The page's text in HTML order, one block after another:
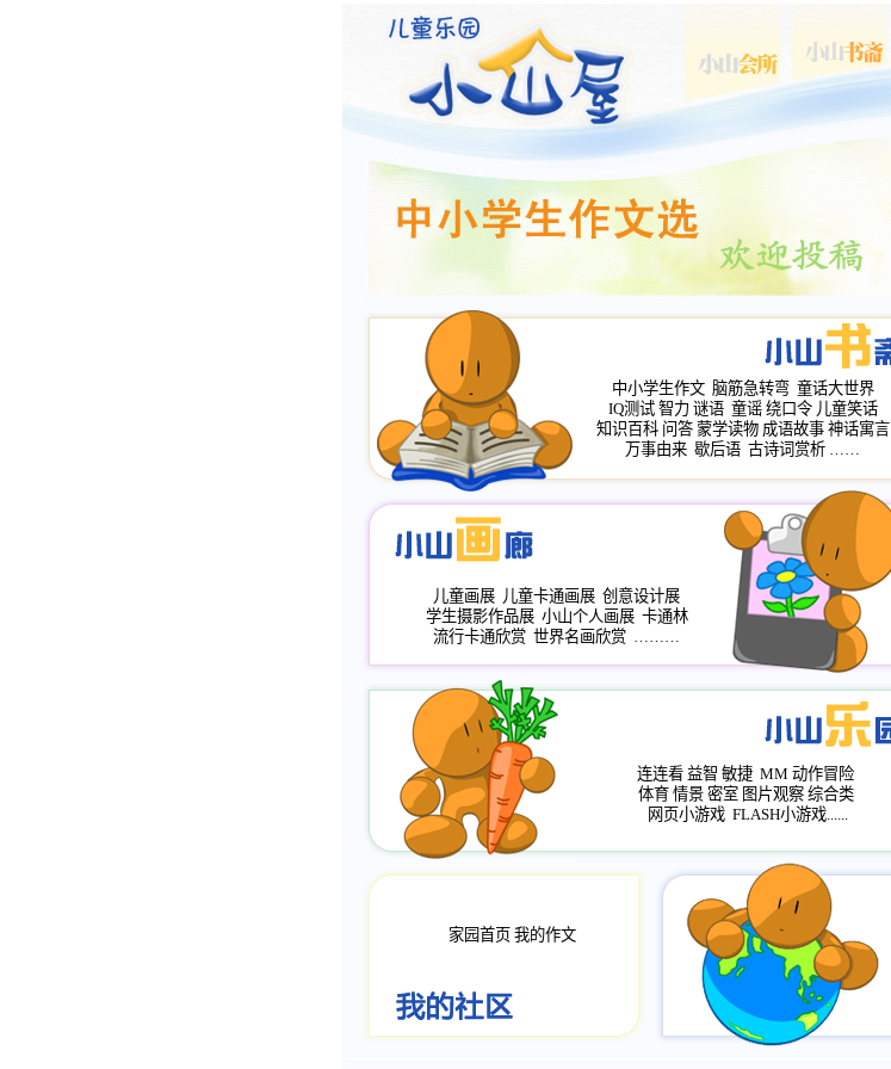
中小学生作文 脑筋急转弯 童话大世界
IQ测试 智力 谜语 童谣 绕口令 儿童笑话
知识百科 问答 蒙学读物 成语故事 神话寓言
万事由来 歇后语 古诗词赏析 ……
儿童画展 儿童卡通画展 创意设计展
学生摄影作品展 小山个人画展 卡通林
流行卡通欣赏 世界名画欣赏 ………
连连看 益智 敏捷 MM 动作冒险
体育 情景 密室 图片观察 综合类
网页小游戏 FLASH小游戏......
家园首页 我的作文